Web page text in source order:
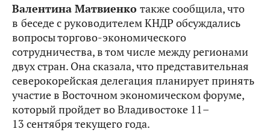
Валентина Матвиенко также сообщила, что
в беседе с руководителем КНДР обсуждались
вопросы торгово-экономического
сотрудничества, в том числе между регионами
двух стран. Она сказала, что представительная
северокорейская делегация планирует принять
участие в Восточном экономическом форуме,
который пройдет во Владивостоке 11–
13 сентября текущего года.